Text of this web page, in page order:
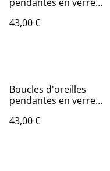
43,00 €
Boucles d'oreilles
pendantes en verre
43,00 €